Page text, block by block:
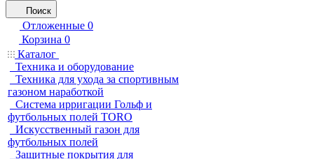
Поиск
Отложенные 0
Корзина 0
Каталог
Техника и оборудование
Техника для ухода за спортивным
газоном наработкой
Система ирригации Гольф и
футбольных полей TORO
Искусственный газон для
футбольных полей
Защитные покрытия для